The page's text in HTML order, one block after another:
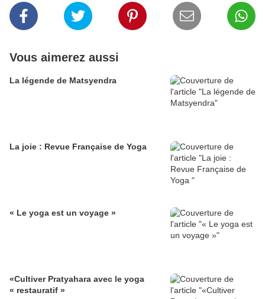
Vous aimerez aussi
La légende de Matsyendra
La joie : Revue Française de Yoga
« Le yoga est un voyage »
«Cultiver Pratyahara avec le yoga
« restauratif »